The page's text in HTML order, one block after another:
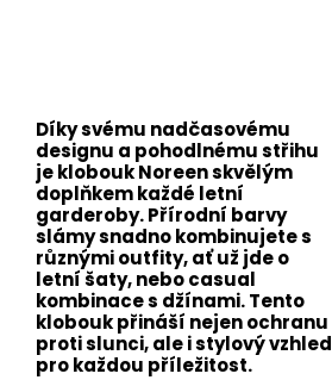
Díky svému nadčasovému
designu a pohodlnému střihu
je klobouk Noreen skvělým
doplňkem každé letní
garderoby. Přírodní barvy
slámy snadno kombinujete s
různými outfity, ať už jde o
letní šaty, nebo casual
kombinace s džínami. Tento
klobouk přináší nejen ochranu
proti slunci, ale i stylový vzhled
pro každou příležitost.